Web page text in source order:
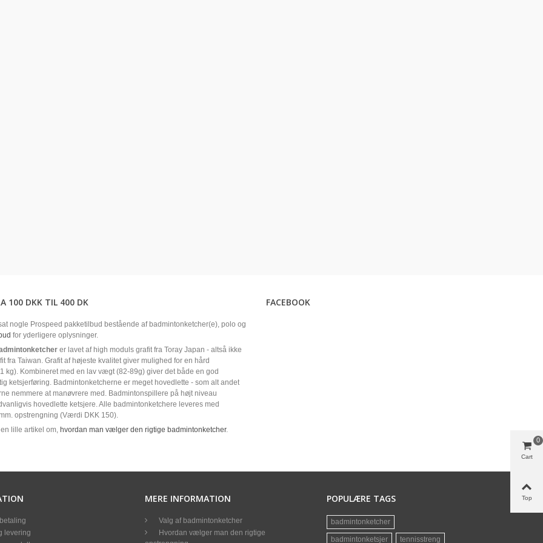
100 DKK TIL 400 DK
nogle Prospeed pakketilbud bestående af badmintonketcher(e), polo og
for yderligere oplysninger.
er lavet af high moduls grafit fra Toray Japan - altså ikke
fra Taiwan. Grafit af højeste kvalitet giver mulighed for en hård
kg). Kombineret med en lav vægt (82-89g) giver det både en god
ketsjerføring. Badmintonketcherne er meget hovedlette - som alt andet
nemmere at manøvrere med. Badmintonspillere på højt niveau
hovedlette ketsjere. Alle badmintonketchere leveres med
opstrengning (Værdi DKK 150).
lille artikel om, hvordan man vælger den rigtige badmintonketcher.
FACEBOOK
levering
MERE INFORMATION
Valg af badmintonketcher
Hvordan vælger man den rigtige
POPULÆRE TAGS
badmintonketcher
badmintonketsjer tennisstreng
Cart
0
Top